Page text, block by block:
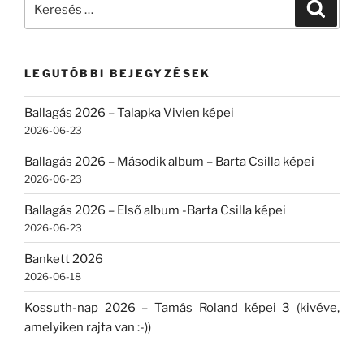
LEGUTÓBBI BEJEGYZÉSEK
Ballagás 2026 – Talapka Vivien képei
2026-06-23
Ballagás 2026 – Második album – Barta Csilla képei
2026-06-23
Ballagás 2026 – Első album -Barta Csilla képei
2026-06-23
Bankett 2026
2026-06-18
Kossuth-nap 2026 – Tamás Roland képei 3 (kivéve,
amelyiken rajta van :-))